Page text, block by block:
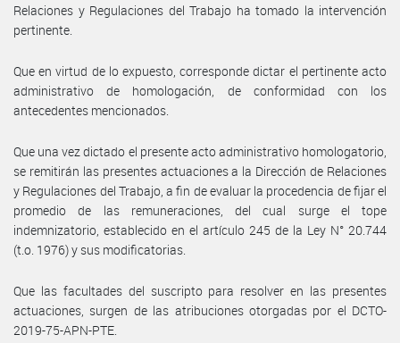
Relaciones y Regulaciones del Trabajo ha tomado la intervención
pertinente.
Que en virtud de lo expuesto, corresponde dictar el pertinente acto
administrativo de homologación, de conformidad con los
antecedentes mencionados.
Que una vez dictado el presente acto administrativo homologatorio,
se remitirán las presentes actuaciones a la Dirección de Relaciones
y Regulaciones del Trabajo, a fin de evaluar la procedencia de fijar el
promedio de las remuneraciones, del cual surge el tope
indemnizatorio, establecido en el artículo 245 de la Ley N° 20.744
(t.o. 1976) y sus modificatorias.
Que las facultades del suscripto para resolver en las presentes
actuaciones, surgen de las atribuciones otorgadas por el DCTO-
2019-75-APN-PTE.